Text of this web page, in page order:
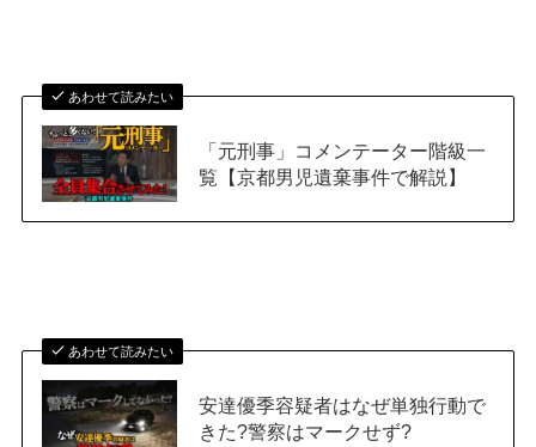
あわせて読みたい
「元刑事」コメンテーター階級一
覧【京都男児遺棄事件で解説】
あわせて読みたい
安達優季容疑者はなぜ単独行動で
きた?警察はマークせず?